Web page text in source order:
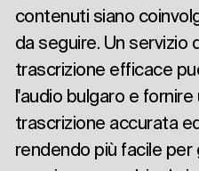
contenuti siano
da seguire. Un servizio
trascrizione efficace
l'audio bulgaro e fornire
trascrizione accurata
rendendo più facile